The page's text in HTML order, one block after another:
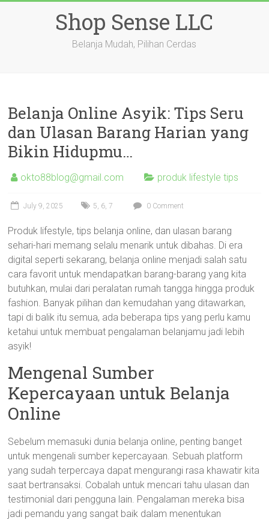
Shop Sense LLC
Belanja Mudah, Pilihan Cerdas
Belanja Online Asyik: Tips Seru
dan Ulasan Barang Harian yang
Bikin Hidupmu…
okto88blog@gmail.com produk lifestyle tips
July 9, 2025 5, 6,7 0 Comment
Produk lifestyle, tips belanja online, dan ulasan barang
sehari-hari memang selalu menarik untuk dibahas. Di era
digital seperti sekarang, belanja online menjadi salah satu
cara favorit untuk mendapatkan barang-barang yang kita
butuhkan, mulai dari peralatan rumah tangga hingga produk
fashion. Banyak pilihan dan kemudahan yang ditawarkan,
tapi di balik itu semua, ada beberapa tips yang perlu kamu
ketahui untuk membuat pengalaman belanjamu jadi lebih
asyik!
Mengenal Sumber
Kepercayaan untuk Belanja
Online
Sebelum memasuki dunia belanja online, penting banget
untuk mengenali sumber kepercayaan. Sebuah platform
yang sudah terpercaya dapat mengurangi rasa khawatir kita
saat bertransaksi. Cobalah untuk mencari tahu ulasan dan
testimonial dari pengguna lain. Pengalaman mereka bisa
jadi pemandu yang sangat baik dalam menentukan